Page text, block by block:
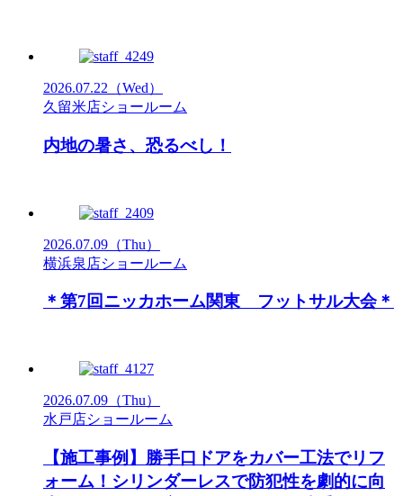
2026.07.22 （Wed）
久留米店ショールーム
内地の暑さ、恐るべし！
2026.07.09 （Thu）
横浜泉店ショールーム
＊第7回ニッカホーム関東 フットサル大会＊
2026.07.09 （Thu）
水戸店ショールーム
【施工事例】勝手口ドアをカバー工法でリフ
ォーム！シリンダーレスで防犯性を劇的に向